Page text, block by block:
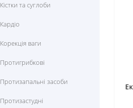
Кістки та суглоби
Кардіо
Корекція ваги
Протигрибкові
Протизапальні засоби
Протизастудні